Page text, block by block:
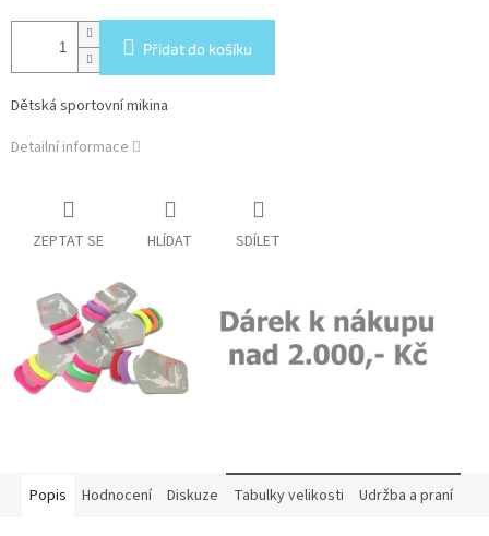
Přidat do košíku
Dětská sportovní mikina
Detailní informace
ZEPTAT SE HLÍDAT SDÍLET
Popis Hodnocení Diskuze Tabulky velikosti Udržba a praní